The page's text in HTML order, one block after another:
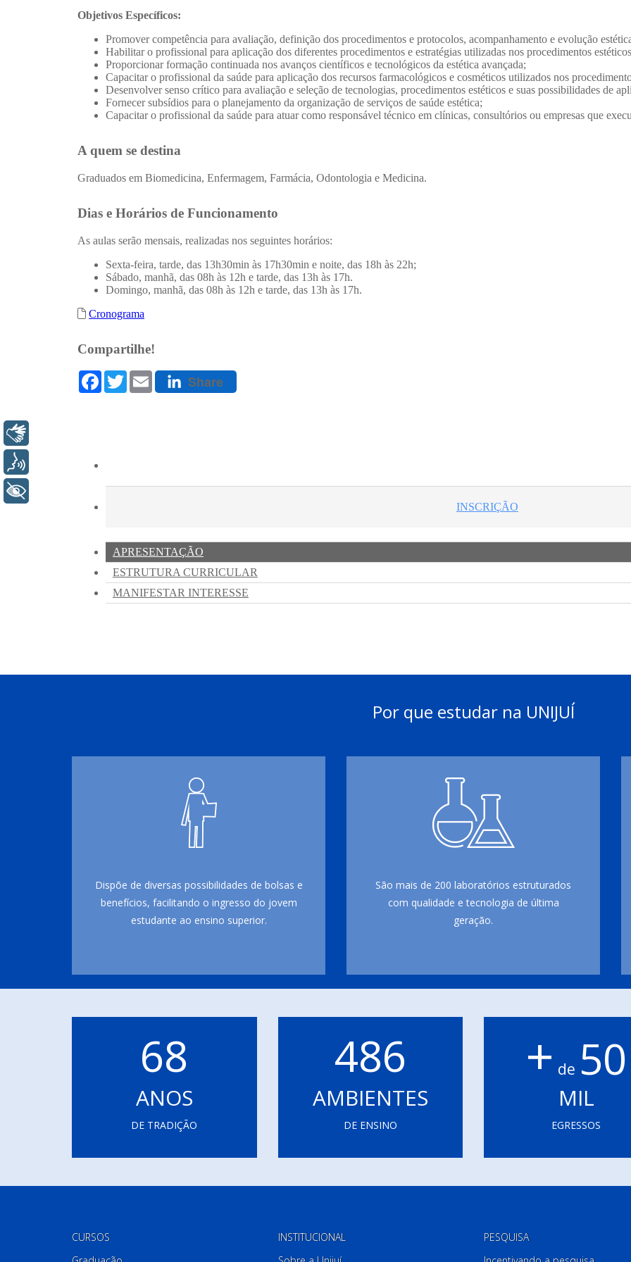
Por que estudar na UNIJUÍ
Dispõe de diversas possibilidades de bolsas e
benefícios, facilitando o ingresso do jovem
estudante ao ensino superior.
São mais de 200 laboratórios estruturados
com qualidade e tecnologia de última
geração.
68
ANOS
DE TRADIÇÃO
486
AMBIENTES
DE ENSINO
+ de 50
MIL
EGRESSOS
CURSOS
INSTITUCIONAL
PESQUISA
+ Acessibilidade